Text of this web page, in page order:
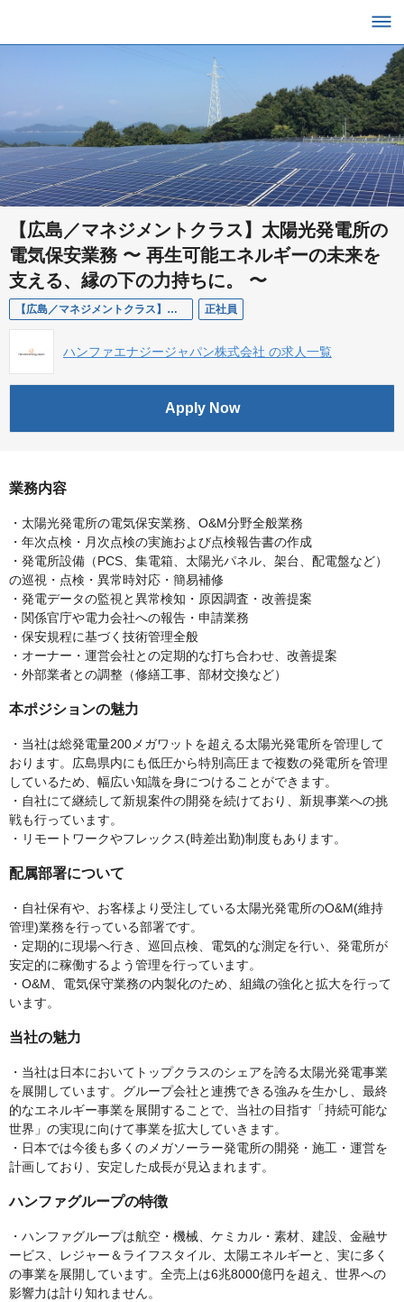
【広島／マネジメントクラス】太陽光発電所の
電気保安業務 〜 再生可能エネルギーの未来を
支える、縁の下の力持ちに。 〜
【広島／マネジメントクラス】太陽光発電所の維持管理〜O＆M〜 正社員
ハンファエナジージャパン株式会社 の求人一覧
Apply Now
業務内容
・太陽光発電所の電気保安業務、O&M分野全般業務
・年次点検・月次点検の実施および点検報告書の作成
・発電所設備（PCS、集電箱、太陽光パネル、架台、配電盤など）
の巡視・点検・異常時対応・簡易補修
・発電データの監視と異常検知・原因調査・改善提案
・関係官庁や電力会社への報告・申請業務
・保安規程に基づく技術管理全般
・オーナー・運営会社との定期的な打ち合わせ、改善提案
・外部業者との調整（修繕工事、部材交換など）
本ポジションの魅力
・当社は総発電量200メガワットを超える太陽光発電所を管理して
おります。広島県内にも低圧から特別高圧まで複数の発電所を管理
しているため、幅広い知識を身につけることができます。
・自社にて継続して新規案件の開発を続けており、新規事業への挑
戦も行っています。
・リモートワークやフレックス(時差出勤)制度もあります。
配属部署について
・自社保有や、お客様より受注している太陽光発電所のO&M(維持
管理)業務を行っている部署です。
・定期的に現場へ行き、巡回点検、電気的な測定を行い、発電所が
安定的に稼働するよう管理を行っています。
・O&M、電気保守業務の内製化のため、組織の強化と拡大を行って
います。
当社の魅力
・当社は日本においてトップクラスのシェアを誇る太陽光発電事業
を展開しています。グループ会社と連携できる強みを生かし、最終
的なエネルギー事業を展開することで、当社の目指す「持続可能な
世界」の実現に向けて事業を拡大していきます。
・日本では今後も多くのメガソーラー発電所の開発・施工・運営を
計画しており、安定した成長が見込まれます。
ハンファグループの特徴
・ハンファグループは航空・機械、ケミカル・素材、建設、金融サ
ービス、レジャー＆ライフスタイル、太陽エネルギーと、実に多く
の事業を展開しています。全売上は6兆8000億円を超え、世界への
影響力は計り知れません。